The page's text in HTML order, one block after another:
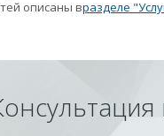
описаны вразделе